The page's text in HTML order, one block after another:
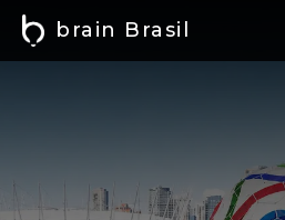
brain Brasil